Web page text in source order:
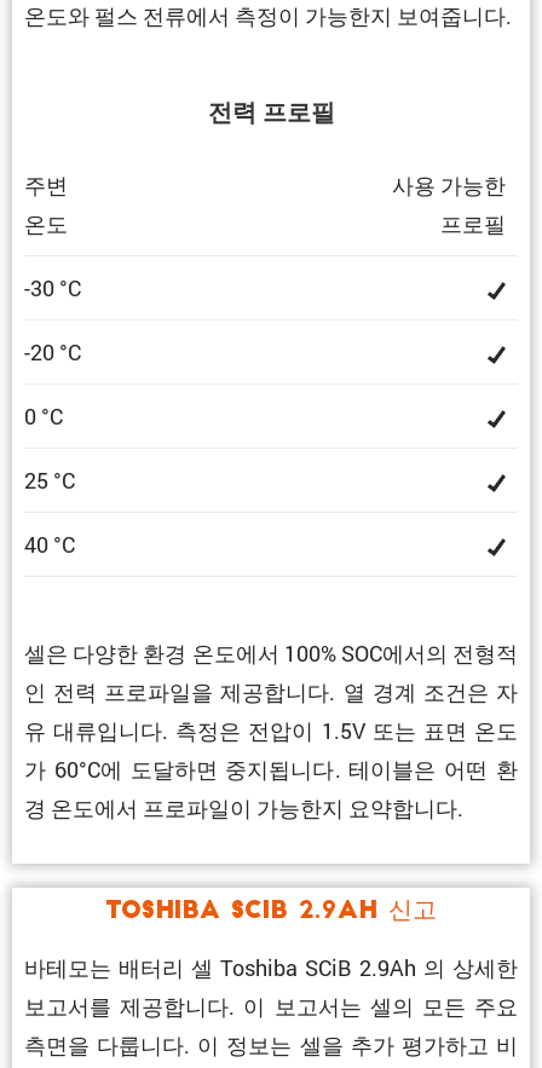
온도와 펄스 전류에서 측정이 가능한지 보여줍니다.
전력 프로필
주변
온도
사용 가능한
프로필
-30 °C
-20 °C
0 °C
25 °C
40 °C
셀은 다양한 환경 온도에서 100% SOC에서의 전형적
인 전력 프로파일을 제공합니다. 열 경계 조건은 자
유 대류입니다. 측정은 전압이 1.5V 또는 표면 온도
가 60°C에 도달하면 중지됩니다. 테이블은 어떤 환
경 온도에서 프로파일이 가능한지 요약합니다.
Toshiba SCiB 2.9Ah 신고
바테모는 배터리 셀 Toshiba SCiB 2.9Ah 의 상세한
보고서를 제공합니다. 이 보고서는 셀의 모든 주요
측면을 다룹니다. 이 정보는 셀을 추가 평가하고 비